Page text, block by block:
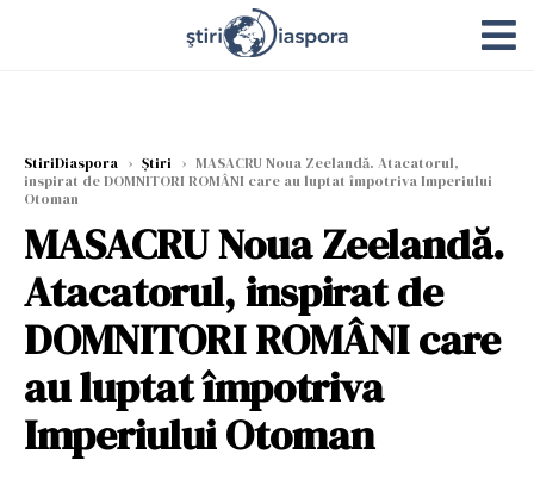
StiriDiaspora › Știri › MASACRU Noua Zeelandă. Atacatorul,
inspirat de DOMNITORI ROMÂNI care au luptat împotriva Imperiului
Otoman
MASACRU Noua Zeelandă.
Atacatorul, inspirat de
DOMNITORI ROMÂNI care
au luptat împotriva
Imperiului Otoman